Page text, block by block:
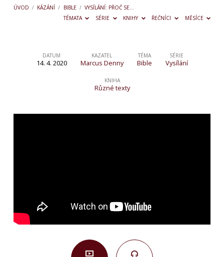
ÚVOD / KÁZÁNÍ / BIBLE / VYSÍLÁNÍ: PŘOČ SE…
TÉMATA
SÉRIE KNIHY ŘEČNÍCI MĚSÍCE
Vysílání:
potřebujeme
DATUM
14. 4. 2020
KAZATEL
Marcus Denny
TÉMA
Bible
SÉRIE
Vysílání
KNIHA
Různé texty